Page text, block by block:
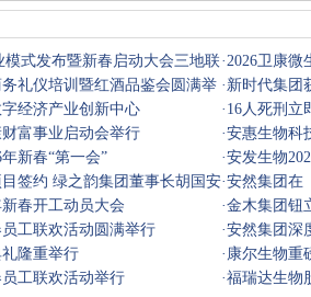
模式发布暨新春启动大会三地联 ·2026卫康微
态
礼仪培训暨红酒品鉴会圆满举 · 新时代集团
经济产业创新中心 · 16人死刑立
富事业启动会举行 ·安惠生物科
新春“第一会” ·安发生物
签约 绿之韵集团董事长胡国安·安然集团在
春开工动员大会 ·金木集团钮
工联欢活动圆满举行 ·安然集团深
新时代！
隆重举行 · 康尔生物重
工联欢活动举行 ·福瑞达生物